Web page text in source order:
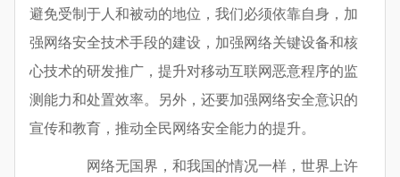
避免受制于人和被动的地位，我们必须依靠自身，加
强网络安全技术手段的建设，加强网络关键设备和核
心技术的研发推广，提升对移动互联网恶意程序的监
测能力和处置效率。另外，还要加强网络安全意识的
宣传和教育，推动全民网络安全能力的提升。
网络无国界，和我国的情况一样，世界上许